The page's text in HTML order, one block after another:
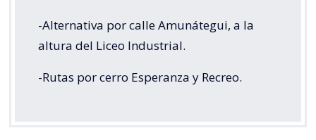
-Alternativa por calle Amunátegui, a la
altura del Liceo Industrial.
-Rutas por cerro Esperanza y Recreo.